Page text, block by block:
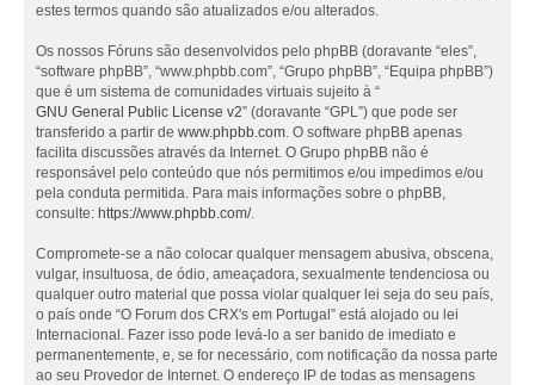
estes termos quando são atualizados e/ou alterados.
Os nossos Fóruns são desenvolvidos pelo phpBB (doravante “eles”,
“software phpBB”, “www.phpbb.com”, “Grupo phpBB”, “Equipa phpBB”)
que é um sistema de comunidades virtuais sujeito à “
GNU General Public License v2” (doravante “GPL”) que pode ser
transferido a partir de www.phpbb.com. O software phpBB apenas
facilita discussões através da Internet. O Grupo phpBB não é
responsável pelo conteúdo que nós permitimos e/ou impedimos e/ou
pela conduta permitida. Para mais informações sobre o phpBB,
consulte: https://www.phpbb.com/.
Compromete-se a não colocar qualquer mensagem abusiva, obscena,
vulgar, insultuosa, de ódio, ameaçadora, sexualmente tendenciosa ou
qualquer outro material que possa violar qualquer lei seja do seu país,
o país onde “O Forum dos CRX's em Portugal” está alojado ou lei
Internacional. Fazer isso pode levá-lo a ser banido de imediato e
permanentemente, e, se for necessário, com notificação da nossa parte
ao seu Provedor de Internet. O endereço IP de todas as mensagens